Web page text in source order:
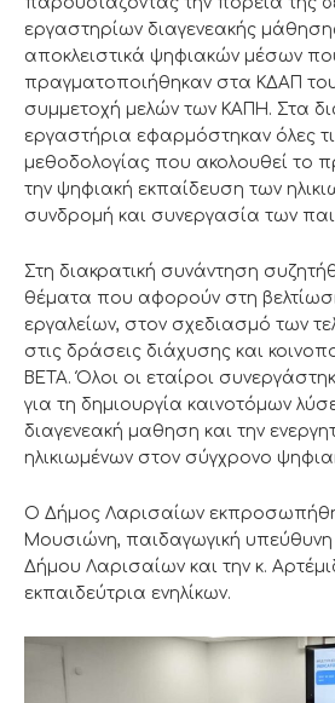
εργαστηρίων διαγενεακής
αποκλειστικά ψηφιακών μέσων
πραγματοποιήθηκαν στα ΚΔΑΠ
συμμετοχή μελών των ΚΑΠΗ. Στα
εργαστήρια εφαρμόστηκαν όλες
μεθοδολογίας που ακολουθεί το
την ψηφιακή εκπαίδευση των
συνδρομή και συνεργασία των
Στη διακρατική συνάντηση
θέματα που αφορούν στη
εργαλείων, στον σχεδιασμό των
στις δράσεις διάχυσης και
ΒΕΤΑ. Όλοι οι εταίροι
για τη δημιουργία καινοτόμων
διαγενεακή μαθηση και την
ηλικιωμένων στον σύγχρονο
Ο Δήμος Λαρισαίων
Μουσιώνη, παιδαγωγική
Δήμου Λαρισαίων και την κ.
εκπαιδεύτρια ενηλίκων.